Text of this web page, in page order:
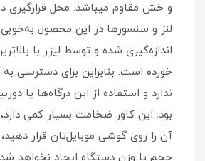
و خش مقاوم میباشد.‏ محل قرارگیری
لنز و سنسورها در این محصول
اندازه‌گیری شده و توسط لیزر با
خورده است‏.‏ بنابراین برای دسترسی
ندارد و استفاده از این درگاه‌ها یا
بود‏.‏ این کاور ضخامت بسیار کمی دارد،
آن را روی گوشی موبایل‌تان قرار
حجم یا وزن دستگاه ایجاد نخواهد